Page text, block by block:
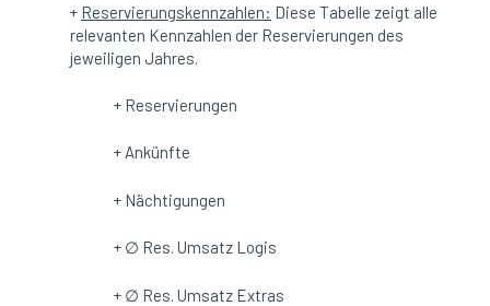
+ Reservierungskennzahlen: Diese Tabelle zeigt alle
relevanten Kennzahlen der Reservierungen des
jeweiligen Jahres.
+ Reservierungen
+ Ankünfte
+ Nächtigungen
+ ∅ Res. Umsatz Logis
+ ∅ Res. Umsatz Extras